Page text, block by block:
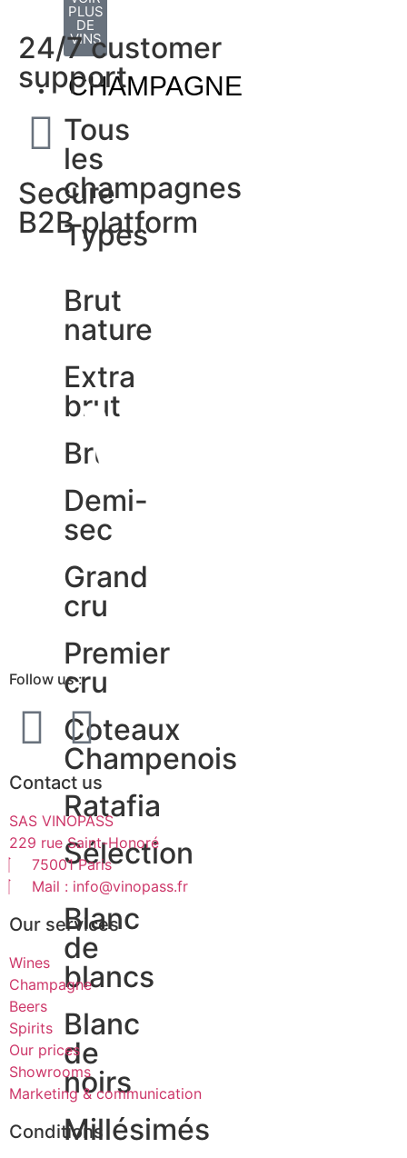
PLUS
DE
VINS
CHAMPAGNE
Tous
les
champagnes
Types
Brut
nature
Extra
brut
Brut
Demi-
sec
Grand
cru
Premier
cru
Coteaux
Champenois
Ratafia
Sélection
Blanc
de
blancs
Blanc
de
noirs
Millésimés
24/7 customer
support
Secure
B2B platform
Follow us :
Contact us
SAS VINOPASS
229 rue Saint-Honoré
75001 Paris
Mail : info@vinopass.fr
Our services
Wines
Champagne
Beers
Spirits
Our prices
Showrooms
Marketing & communication
Conditions